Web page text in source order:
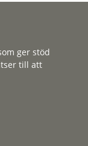
ger stöd
till att